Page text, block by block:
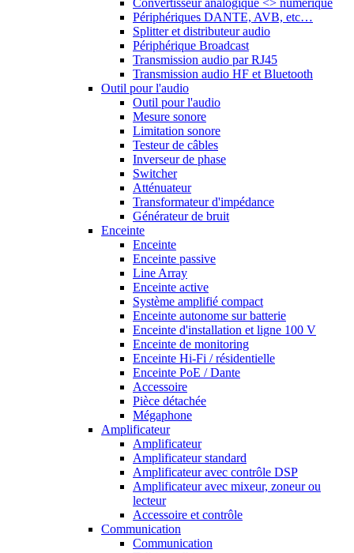
Convertisseur analogique <> numérique
Périphériques DANTE, AVB, etc…
Splitter et distributeur audio
Périphérique Broadcast
Transmission audio par RJ45
Transmission audio HF et Bluetooth
Outil pour l'audio
Outil pour l'audio
Mesure sonore
Limitation sonore
Testeur de câbles
Inverseur de phase
Switcher
Atténuateur
Transformateur d'impédance
Générateur de bruit
Enceinte
Enceinte
Enceinte passive
Line Array
Enceinte active
Système amplifié compact
Enceinte autonome sur batterie
Enceinte d'installation et ligne 100 V
Enceinte de monitoring
Enceinte Hi-Fi / résidentielle
Enceinte PoE / Dante
Accessoire
Pièce détachée
Mégaphone
Amplificateur
Amplificateur
Amplificateur standard
Amplificateur avec contrôle DSP
Amplificateur avec mixeur, zoneur ou
lecteur
Accessoire et contrôle
Communication
Communication